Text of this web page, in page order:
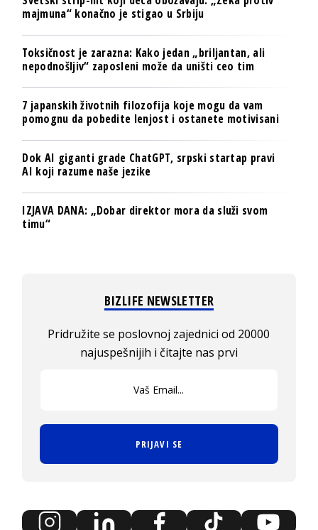
majmuna“ konačno je stigao u Srbiju
Toksičnost je zarazna: Kako jedan „briljantan, ali
nepodnošljiv“ zaposleni može da uništi ceo tim
7 japanskih životnih filozofija koje mogu da vam
pomognu da pobedite lenjost i ostanete motivisani
Dok AI giganti grade ChatGPT, srpski startap pravi
AI koji razume naše jezike
IZJAVA DANA: „Dobar direktor mora da služi svom
timu“
BIZLIFE NEWSLETTER
Pridružite se poslovnoj zajednici od 20000
najuspešnijih i čitajte nas prvi
PRIJAVI SE